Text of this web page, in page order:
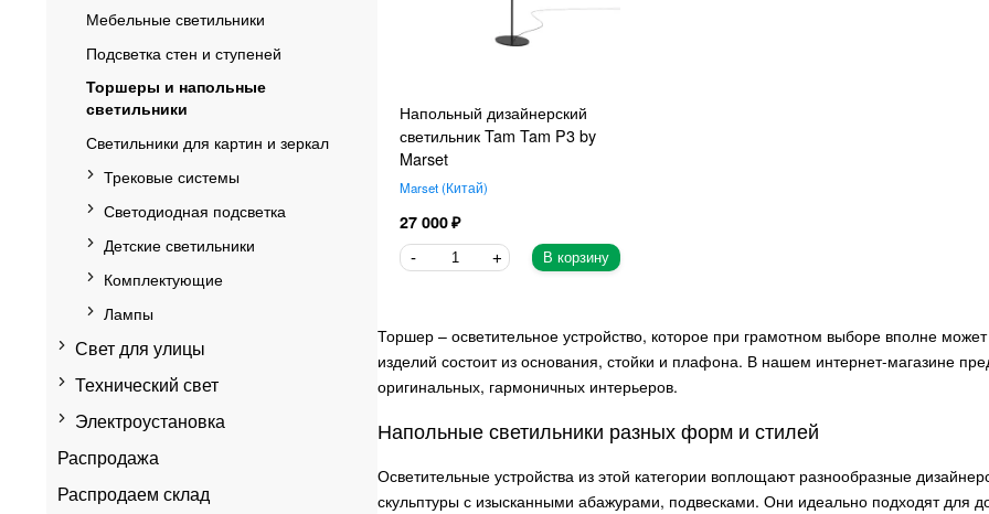
Мебельные светильники
Подсветка стен и ступеней
Торшеры и напольные
светильники
Светильники для картин и зеркал
Трековые системы
Светодиодная подсветка
Детские светильники
Комплектующие
Лампы
Свет для улицы
Технический свет
Электроустановка
Распродажа
Распродаем склад
Напольный дизайнерский
светильник Tam Tam P3 by
Marset
Marset Китай
27 000
В корзину
Торшер – осветительное устройство, которое при грамотном выборе вполне
изделий состоит из основания, стойки и плафона. В нашем интернет-магазине
оригинальных, гармоничных интерьеров.
Напольные светильники разных форм и стилей
Осветительные устройства из этой категории воплощают разнообразные
скульптуры с изысканными абажурами, подвесками. Они идеально подходят для